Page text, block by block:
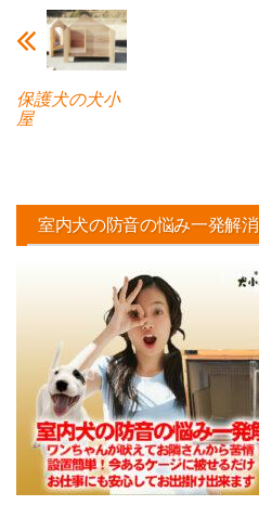
保護犬の犬小
屋
室内犬の防音の悩み一発解消